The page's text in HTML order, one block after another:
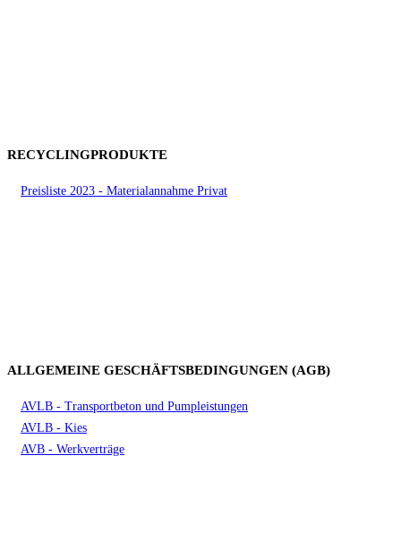
RECYCLINGPRODUKTE
Preisliste 2023 - Materialannahme Privat
ALLGEMEINE GESCHÄFTSBEDINGUNGEN (AGB)
AVLB - Transportbeton und Pumpleistungen
AVLB - Kies
AVB - Werkverträge